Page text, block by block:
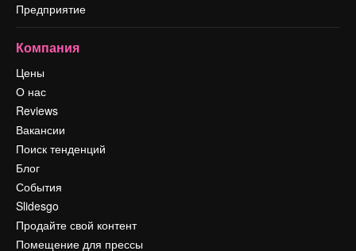
Предприятие
Компания
Цены
О нас
Reviews
Вакансии
Поиск тенденций
Блог
События
Slidesgo
Продайте свой контент
Помещение для прессы